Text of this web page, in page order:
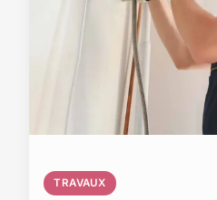
TRAVAUX